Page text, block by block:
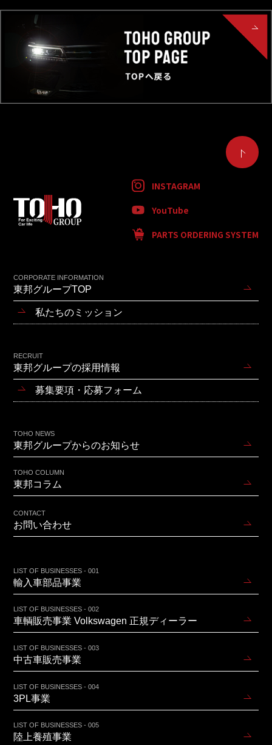
INSTAGRAM
YouTube
PARTS ORDERING SYSTEM
CORPORATE INFORMATION
東邦グループTOP
私たちのミッション
RECRUIT
東邦グループの採用情報
募集要項・応募フォーム
TOHO NEWS
東邦グループからのお知らせ
TOHO COLUMN
東邦コラム
CONTACT
お問い合わせ
LIST OF BUSINESSES - 001
輸入車部品事業
LIST OF BUSINESSES - 002
車輌販売事業 Volkswagen 正規ディーラー
LIST OF BUSINESSES - 003
中古車販売事業
LIST OF BUSINESSES - 004
3PL事業
LIST OF BUSINESSES - 005
陸上養殖事業